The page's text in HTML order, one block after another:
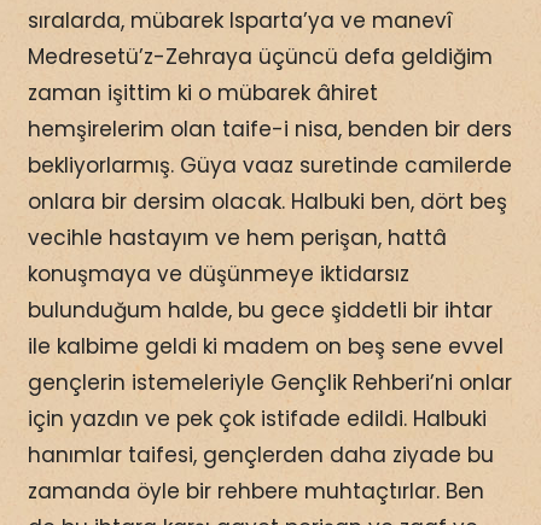
sıralarda, mübarek Isparta’ya ve manevî
Medresetü’z-Zehraya üçüncü defa geldiğim
zaman işittim ki o mübarek âhiret
hemşirelerim olan taife-i nisa, benden bir ders
bekliyorlarmış. Güya vaaz suretinde camilerde
onlara bir dersim olacak. Halbuki ben, dört beş
vecihle hastayım ve hem perişan, hattâ
konuşmaya ve düşünmeye iktidarsız
bulunduğum halde, bu gece şiddetli bir ihtar
ile kalbime geldi ki madem on beş sene evvel
gençlerin istemeleriyle Gençlik Rehberi’ni onlar
için yazdın ve pek çok istifade edildi. Halbuki
hanımlar taifesi, gençlerden daha ziyade bu
zamanda öyle bir rehbere muhtaçtırlar. Ben